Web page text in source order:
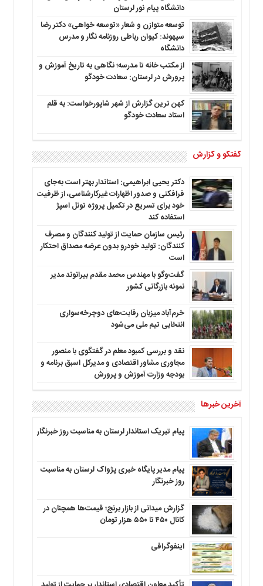
دانشگاه پیام نور لرستان
توسعه متوازن و شعار «توسعه خواهی» دکتر رضا
سپهوند: کیوان رباطی روزنامه نگار و مدرس
دانشگاه
از مکتب خانه تا مدرسه؛ نگاهی به تاریخ آموزش و
پرورش در لرستان: سعادت خودگو
کهن ترین گزارش از شهر شاپورخواست: به قلم
استاد سعادت خودگو
گفتگو و گزارش
دکتر یحیی ابراهیمی: استاندار بهتر است به‌جای
فرافکنی و صدور اظهارات غیرکارشناسی، از ظرفیت
خود برای تسریع در تکمیل پروژه تونل اسپژ
استفاده کند
رئیس سازمان حمایت از تولید کنندگان و مصرف
کنندگان: تولید خودرو بدون عرضه مصداق احتکار
است
گفت‌وگو با مهندس محمد مقدم بیرانوند مدیر
نمونه بازرگانی کشور
خرم‌آباد میزبان رقابت‌های دوچرخه‌سواری
انتخابی تیم ملی می‌شود
نقد و بررسی کمبود معلم در گفتگوی با منصور
مجاوری مشاور اقتصادی و مدیرکل اسبق برنامه و
بودجه وزارت آموزش و پرورش
آخرین خبرها
پیام تبریک استاندار لرستان به‌ مناسبت روز خبرنگار
پیام مدیر پایگاه خبری پژواک لرستان به مناسبت
روز خبرنگار
گزارش میدانی از بازار برنج؛ قیمت‌ها همچنان در
کانال ۴۵۰ تا ۵۵۰ هزار تومان
اینفوگرافی